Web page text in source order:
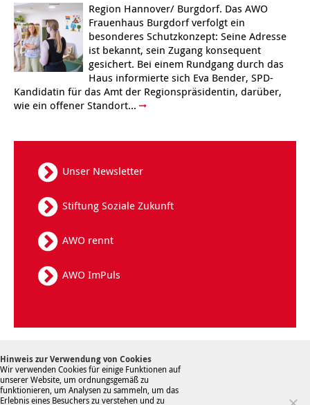
Kindertagesstätte Schneiderberg
Kindertagesstätte Schweriner Straße /
Familienzentrum
Kindertagesstätte Sylter Weg
Region Hannover/ Burgdorf. Das AWO
Frauenhaus Burgdorf verfolgt ein
besonderes Schutzkonzept: Seine Adresse
ist bekannt, sein Zugang konsequent
gesichert. Bei einem Rundgang durch das
Haus informierte sich Eva Bender, SPD-
Kandidatin für das Amt der Regionspräsidentin, darüber,
wie ein offener Standort...
Unser Newsletter
Stiftung Soziale Zukunft
AWO rennt
AWO ImPuls
Hinweisgebersystem
Hinweis zur Verwendung von Cookies
Wir verwenden Cookies für einige Funktionen auf
unserer Website, um ordnungsgemäß zu
funktionieren, um Analysen zu sammeln, um das
Erlebnis eines Besuchers zu verstehen und zu